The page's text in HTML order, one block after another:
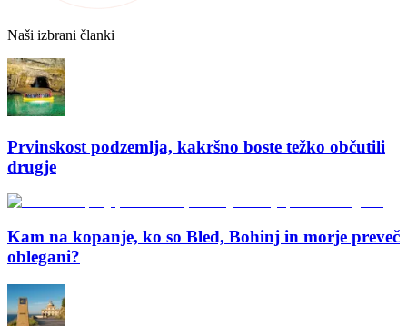
Naši izbrani članki
Prvinskost podzemlja, kakršno boste težko občutili
drugje
Kam na kopanje, ko so Bled, Bohinj in morje preveč
oblegani?